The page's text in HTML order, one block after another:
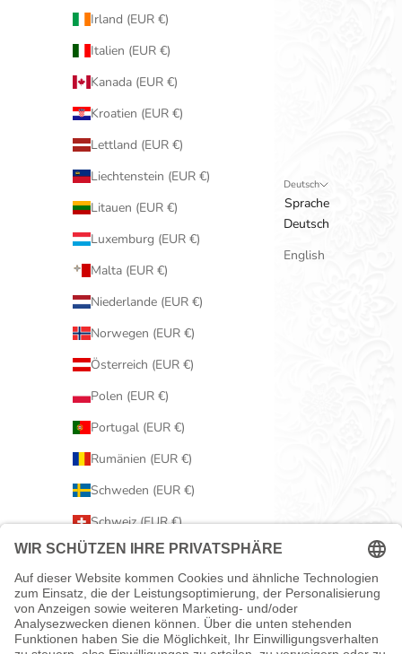
Irland (EUR €)
Italien (EUR €)
Kanada (EUR €)
Kroatien (EUR €)
Lettland (EUR €)
Liechtenstein (EUR €)
Litauen (EUR €)
Luxemburg (EUR €)
Malta (EUR €)
Niederlande (EUR €)
Norwegen (EUR €)
Österreich (EUR €)
Polen (EUR €)
Portugal (EUR €)
Rumänien (EUR €)
Schweden (EUR €)
Schweiz (EUR €)
Serbien (EUR €)
Slowakei (EUR €)
Slowenien (EUR €)
Spanien (EUR €)
Deutsch
Sprache
Deutsch
English